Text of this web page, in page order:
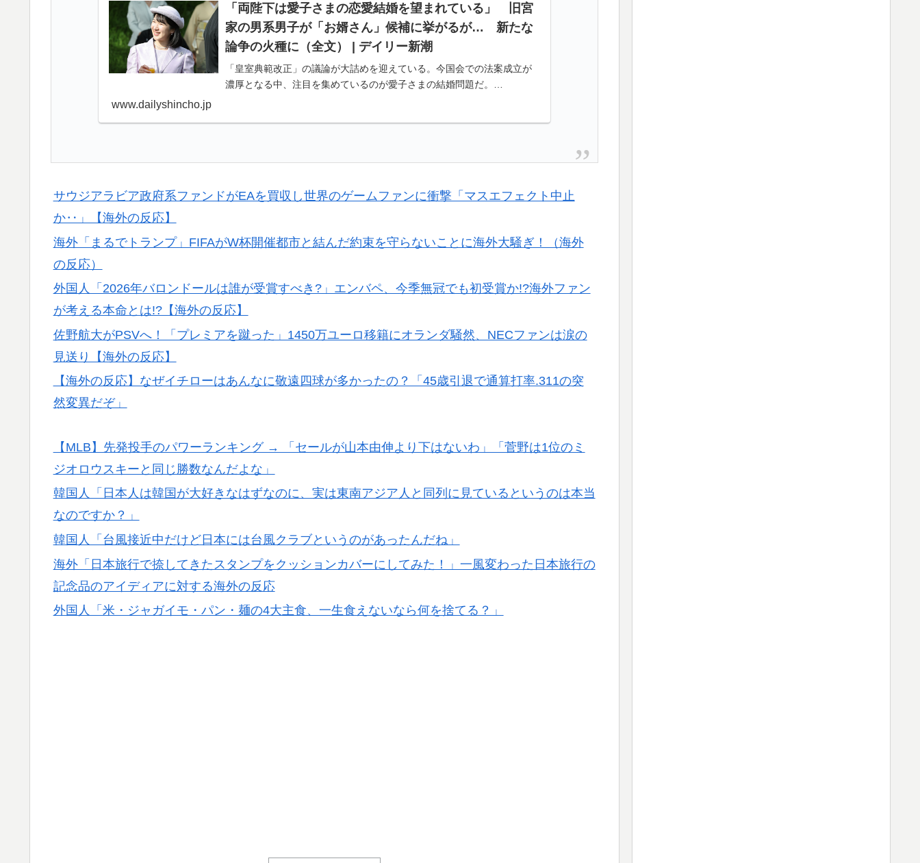
海外「全部日本の真似だったのか…」 日本の普通のテレビ番組が最新SNSの数十年先を行っていたと
話題に
【海外の反応】南アのGK、ペナルティエリアを壮大に勘違いして一発退場「どんな空間認識能力だよ
外国人「ひどい奴なのに視聴者から愛される日本のアニメキャラがこちら」（海外の反応）
と話題に
「両陛下は愛子さまの恋愛結婚を望まれている」 旧宮
家の男系男子が「お婿さん」候補に挙がるが… 新たな
論争の火種に（全文） | デイリー新潮
「皇室典範改正」の議論が大詰めを迎えている。今国会での法案成立が
濃厚となる中、注目を集めているのが愛子さまの結婚問題だ。…
www.dailyshincho.jp
サウジアラビア政府系ファンドがEAを買収し世界のゲームファンに衝撃「マスエフェクト中止
か‥」【海外の反応】
海外「まるでトランプ」FIFAがW杯開催都市と結んだ約束を守らないことに海外大騒ぎ！（海外
の反応）
外国人「2026年バロンドールは誰が受賞すべき?」エンバペ、今季無冠でも初受賞か!?海外ファン
が考える本命とは!?【海外の反応】
佐野航大がPSVへ！「プレミアを蹴った」1450万ユーロ移籍にオランダ騒然、NECファンは涙の
見送り【海外の反応】
【海外の反応】なぜイチローはあんなに敬遠四球が多かったの？「45歳引退で通算打率.311の突
然変異だぞ」
【MLB】先発投手のパワーランキング → 「セールが山本由伸より下はないわ」「菅野は1位のミ
ジオロウスキーと同じ勝数なんだよな」
韓国人「日本人は韓国が大好きなはずなのに、実は東南アジア人と同列に見ているというのは本当
なのですか？」
韓国人「台風接近中だけど日本には台風クラブというのがあったんだね」
海外「日本旅行で捺してきたスタンプをクッションカバーにしてみた！」一風変わった日本旅行の
記念品のアイディアに対する海外の反応
外国人「米・ジャガイモ・パン・麺の4大主食、一生食えないなら何を捨てる？」